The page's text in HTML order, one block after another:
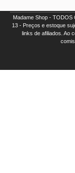
Madame Shop - TODOS
13 - Preços e estoque
links de afiliados. Ao